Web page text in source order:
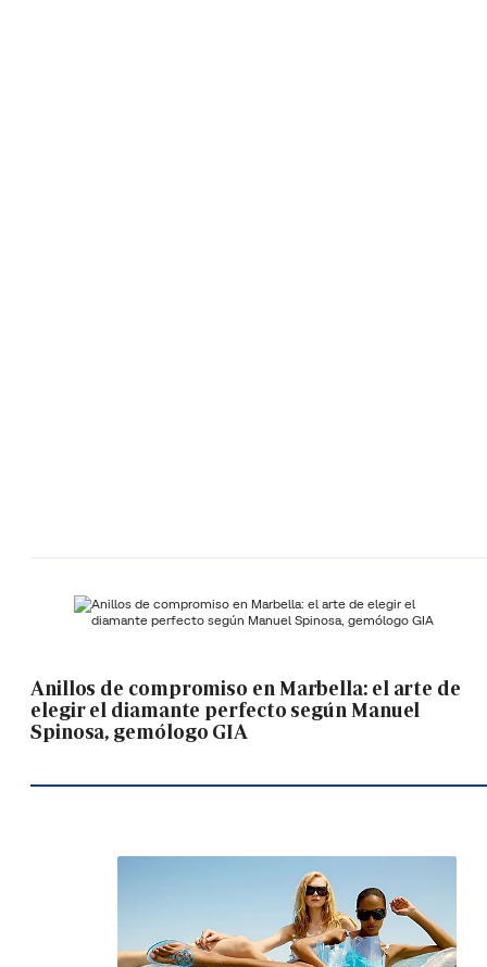
Anillos de compromiso en Marbella: el arte de
elegir el diamante perfecto según Manuel
Spinosa, gemólogo GIA